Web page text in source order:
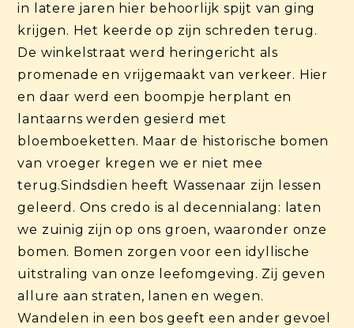
in latere jaren hier behoorlijk spijt van ging
krijgen. Het keerde op zijn schreden terug.
De winkelstraat werd heringericht als
promenade en vrijgemaakt van verkeer. Hier
en daar werd een boompje herplant en
lantaarns werden gesierd met
bloemboeketten. Maar de historische bomen
van vroeger kregen we er niet mee
terug.Sindsdien heeft Wassenaar zijn lessen
geleerd. Ons credo is al decennialang: laten
we zuinig zijn op ons groen, waaronder onze
bomen. Bomen zorgen voor een idyllische
uitstraling van onze leefomgeving. Zij geven
allure aan straten, lanen en wegen.
Wandelen in een bos geeft een ander gevoel